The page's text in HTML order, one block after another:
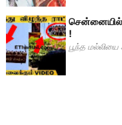
சென்னையில்
!
பூந்த மல்லியை